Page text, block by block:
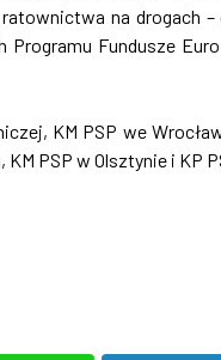
na drogach –
Programu Fundusze
KM PSP we
PSP w Olsztynie i KP